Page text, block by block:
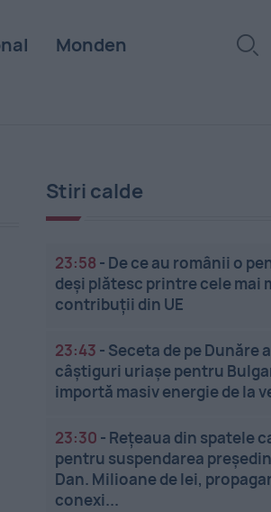
Monden
Stiri calde
23:58 - De ce au românii o
deși plătesc printre cele mai
contribuții din UE
23:43 - Seceta de pe Dunăre
câștiguri uriașe pentru
importă masiv energie de la
23:30 - Rețeaua din spatele
pentru suspendarea
Dan. Milioane de lei,
conexi...